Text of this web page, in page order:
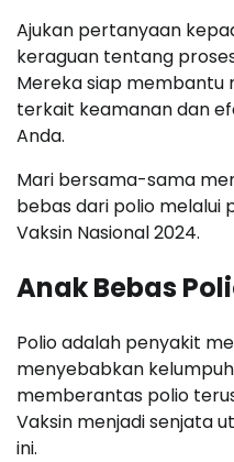
Ajukan pertanyaan
keraguan tentang
Mereka siap membantu
terkait keamanan dan
Anda.
Mari bersama-sama
bebas dari polio melalui
Vaksin Nasional 2024.
Anak Bebas
Polio adalah penyakit
menyebabkan
memberantas polio
Vaksin menjadi senjata
ini.